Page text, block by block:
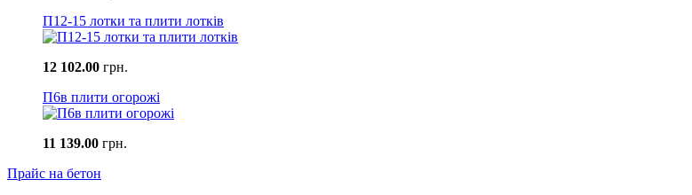
П12-15 лотки та плити лотків
12 102.00 грн.
П6в плити огорожі
11 139.00 грн.
Прайс на бетон